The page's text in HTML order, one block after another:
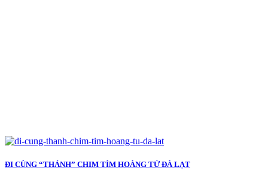
ĐI CÙNG “THÁNH” CHIM TÌM HOÀNG TỬ ĐÀ LẠT